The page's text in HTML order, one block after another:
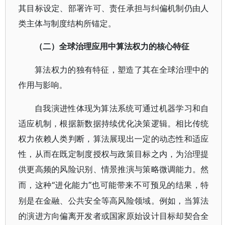
其目标设定、部署许可、责任承担与纠偏机制仍由人
类主体与制度结构所锚定。
（二）全球治理应用中算法权力的核心特征
算法权力的独有特征，塑造了其在全球治理中的
作用与影响。
自我演进性体现为算法系统可通过机器学习和自
适应机制，根据新数据持续优化决策逻辑。相比传统
权力依赖人类判断，算法展现出一定的动态性和适应
性，从而在既定制度授权与政策目标之内，为治理提
供更高频的风险识别、情景推演与策略微调能力。然
而，这种“进化能力”也可能带来不可预见的结果，特
别是在金融、公共安全等高风险领域。例如，当算法
的演进方向偏离开发者或国家原始设计目标却契合全